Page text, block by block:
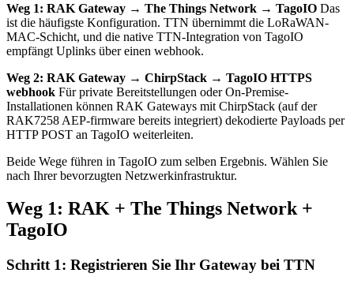
Weg 1: RAK Gateway → The Things Network → TagoIO Das
ist die häufigste Konfiguration. TTN übernimmt die LoRaWAN-
MAC-Schicht, und die native TTN-Integration von TagoIO
empfängt Uplinks über einen webhook.
Weg 2: RAK Gateway → ChirpStack → TagoIO HTTPS
webhook Für private Bereitstellungen oder On-Premise-
Installationen können RAK Gateways mit ChirpStack (auf der
RAK7258 AEP-firmware bereits integriert) dekodierte Payloads per
HTTP POST an TagoIO weiterleiten.
Beide Wege führen in TagoIO zum selben Ergebnis. Wählen Sie
nach Ihrer bevorzugten Netzwerkinfrastruktur.
Weg 1: RAK + The Things Network +
TagoIO
Schritt 1: Registrieren Sie Ihr Gateway bei TTN